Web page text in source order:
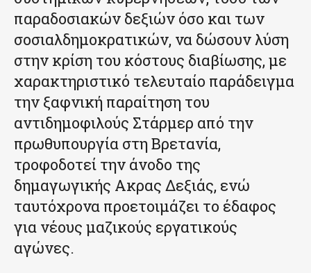
παραδοσιακών δεξιών όσο και των
σοσιαλδημοκρατικών, να δώσουν λύση
στην κρίση του κόστους διαβίωσης, με
χαρακτηριστικό τελευταίο παράδειγμα
την ξαφνική παραίτηση του
αντιδημοφιλούς Στάρμερ από την
πρωθυπουργία στη Βρετανία,
τροφοδοτεί την άνοδο της
δημαγωγικής Ακρας Δεξιάς, ενώ
ταυτόχρονα προετοιμάζει το έδαφος
για νέους μαζικούς εργατικούς
αγώνες.